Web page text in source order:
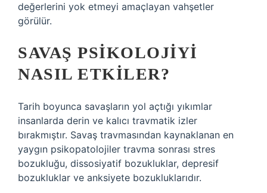
değerlerini yok etmeyi amaçlayan vahşetler
görülür.
SAVAŞ PSIKOLOJIYI
NASIL ETKILER?
Tarih boyunca savaşların yol açtığı yıkımlar
insanlarda derin ve kalıcı travmatik izler
bırakmıştır. Savaş travmasından kaynaklanan en
yaygın psikopatolojiler travma sonrası stres
bozukluğu, dissosiyatif bozukluklar, depresif
bozukluklar ve anksiyete bozukluklarıdır.